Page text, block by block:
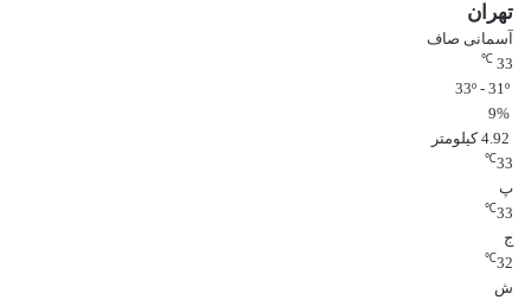
تهران
آسمانی صاف
33
℃
9%
4.92 کیلومتر
33
℃
پ
33
℃
ج
32
℃
ش